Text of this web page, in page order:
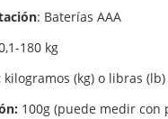
: Baterías AAA
180 kg
kilogramos (kg) o libras (lb)
100g (puede medir con